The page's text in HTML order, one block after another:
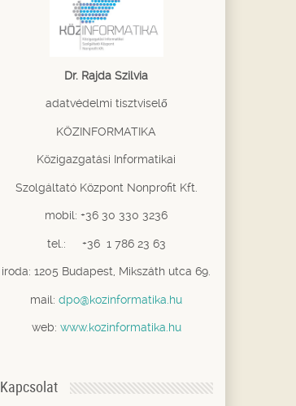
Dr. Rajda Szilvia
adatvédelmi tisztviselő
KÖZINFORMATIKA
Közigazgatási Informatikai
Szolgáltató Központ Nonprofit Kft.
mobil: +36 30 330 3236
tel.: +36 1 786 23 63
iroda: 1205 Budapest, Mikszáth utca 69.
mail:dpo@kozinformatika.hu
web: www.kozinformatika.hu
Kapcsolat